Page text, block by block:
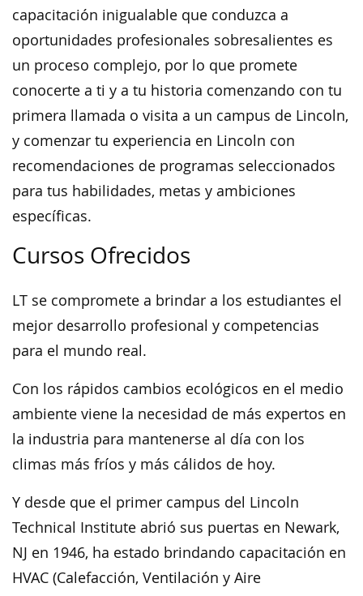
capacitación inigualable que conduzca a
oportunidades profesionales sobresalientes es
un proceso complejo, por lo que promete
conocerte a ti y a tu historia comenzando con tu
primera llamada o visita a un campus de Lincoln,
y comenzar tu experiencia en Lincoln con
recomendaciones de programas seleccionados
para tus habilidades, metas y ambiciones
específicas.
Cursos Ofrecidos
LT se compromete a brindar a los estudiantes el
mejor desarrollo profesional y competencias
para el mundo real.
Con los rápidos cambios ecológicos en el medio
ambiente viene la necesidad de más expertos en
la industria para mantenerse al día con los
climas más fríos y más cálidos de hoy.
Y desde que el primer campus del Lincoln
Technical Institute abrió sus puertas en Newark,
NJ en 1946, ha estado brindando capacitación en
HVAC (Calefacción, Ventilación y Aire